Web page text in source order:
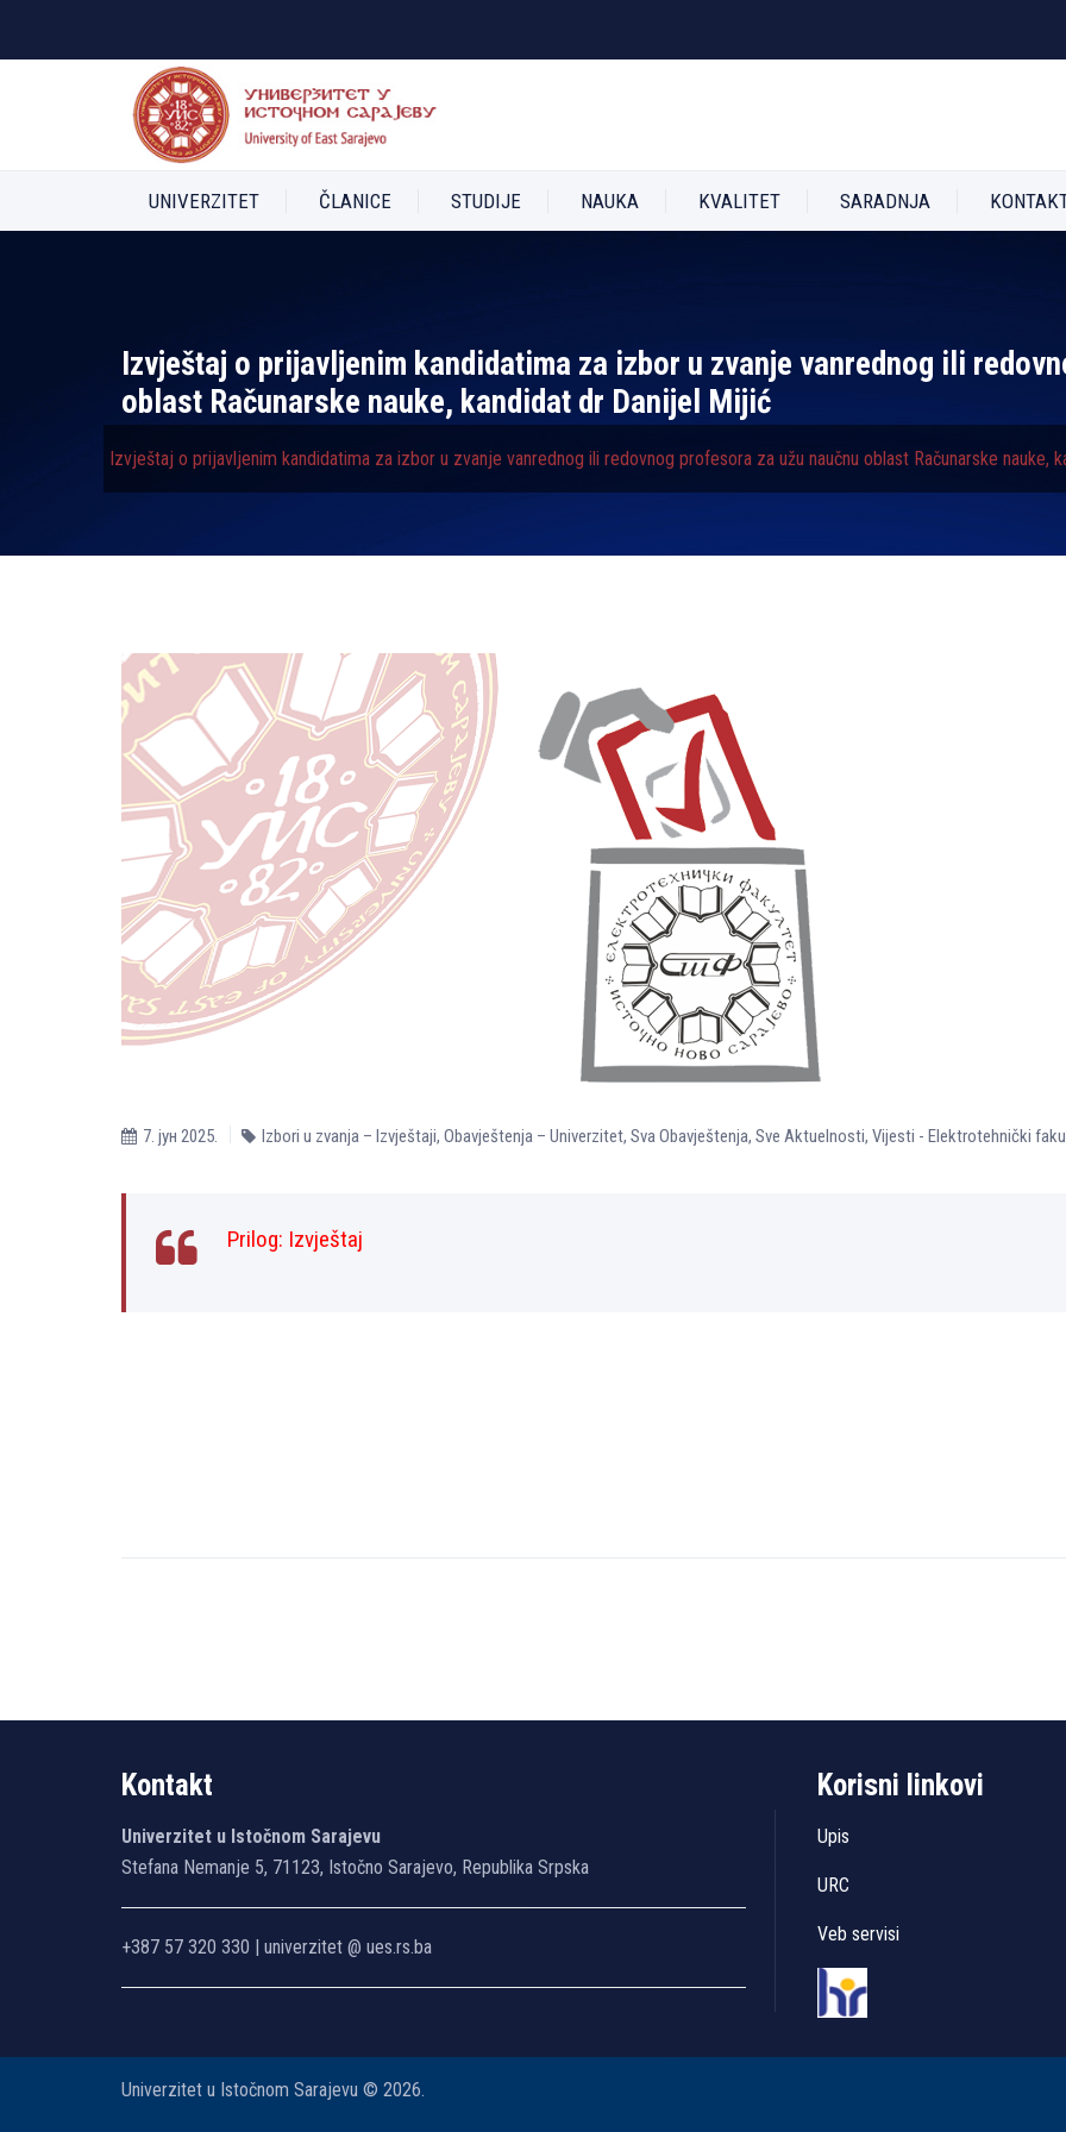
UNIVERZITET ČLANICE STUDIJE NAUKA KVALITET SARADNJA
Izvještaj o prijavljenim kandidatima za izbor u zvanje vanrednog ili
oblast Računarske nauke, kandidat dr Danijel Mijić
Izvještaj o prijavljenim kandidatima za izbor u zvanje vanrednog ili redovnog profesora za užu naučnu oblast Računarske nauke,
7. јун 2025. Izbori u zvanja – Izvještaji, Obavještenja – Univerzitet, Sva Obavještenja, Sve Aktuelnosti, Vijesti - Elektrotehnički
Prilog: Izvještaj
Kontakt
Univerzitet u Istočnom Sarajevu
Stefana Nemanje 5, 71123, Istočno Sarajevo, Republika Srpska
+387 57 320 330 | univerzitet @ ues.rs.ba
Korisni linkovi
Upis
URC
Veb servisi
Univerzitet u Istočnom Sarajevu © 2026.